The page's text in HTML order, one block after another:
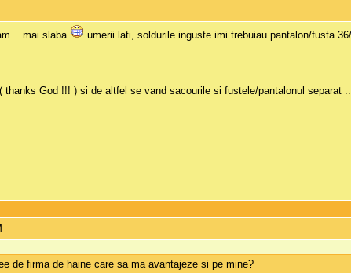
...mai slaba umerii lati, soldurile inguste imi trebuiau pantalon/fusta
thanks God !!! ) si de altfel se vand sacourile si fustele/pantalonul separat
de firma de haine care sa ma avantajeze si pe mine?